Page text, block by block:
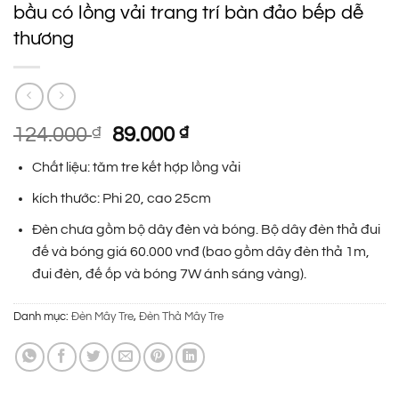
bầu có lồng vải trang trí bàn đảo bếp dễ
thương
124.000₫
Giá
là:
124.000 ₫.
89.000₫Giá
hiện
tại
là:
89.000 ₫.
Chất liệu: tăm tre kết hợp lồng vải
kích thước: Phi 20, cao 25cm
Đèn chưa gồm bộ dây đèn và bóng. Bộ dây đèn thả đui
đế và bóng giá 60.000 vnđ (bao gồm dây đèn thả 1m,
đui đèn, đế ốp và bóng 7W ánh sáng vàng).
Danh mục: Đèn Mây Tre, Đèn Thả Mây Tre